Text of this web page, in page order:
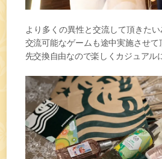
より多くの異性と交流して頂きた
交流可能なゲームも途中実施させ
先交換自由なので楽しくカジュアル